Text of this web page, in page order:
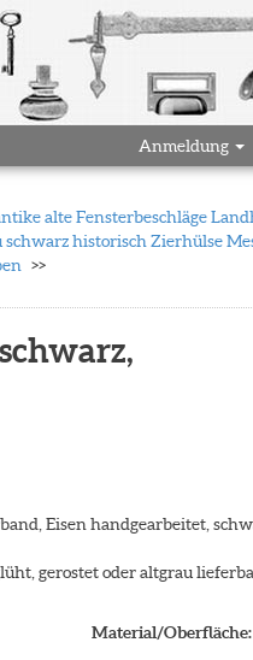
Anmeldung
alte Fensterbeschläge
historisch Zierhülse
Eisen handgearbeitet,
gerostet oder altgrau
Material/Oberfläche: